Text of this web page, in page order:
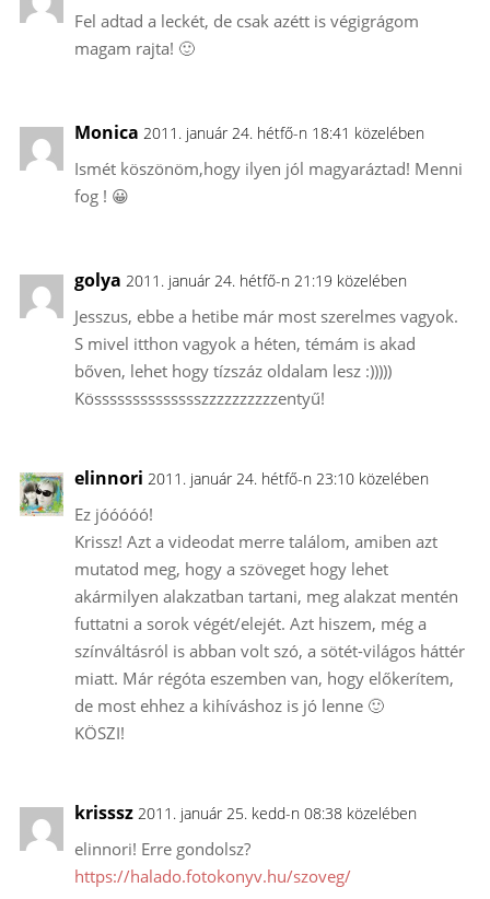
Fel adtad a leckét, de csak azétt is végigrágom
magam rajta! 🙂
Monica 2011. január 24. hétfő-n 18:41 közelében
Ismét köszönöm,hogy ilyen jól magyaráztad! Menni
fog ! 😀
golya 2011. január 24. hétfő-n 21:19 közelében
Jesszus, ebbe a hetibe már most szerelmes vagyok.
S mivel itthon vagyok a héten, témám is akad
bőven, lehet hogy tízszáz oldalam lesz :)))))
Kösssssssssssssszzzzzzzzzzentyű!
elinnori 2011. január 24. hétfő-n 23:10 közelében
Ez jóóóóó!
Krissz! Azt a videodat merre találom, amiben azt
mutatod meg, hogy a szöveget hogy lehet
akármilyen alakzatban tartani, meg alakzat mentén
futtatni a sorok végét/elejét. Azt hiszem, még a
színváltásról is abban volt szó, a sötét-világos háttér
miatt. Már régóta eszemben van, hogy előkerítem,
de most ehhez a kihíváshoz is jó lenne 🙂
KÖSZI!
krisssz 2011. január 25. kedd-n 08:38 közelében
elinnori! Erre gondolsz?
https://halado.fotokonyv.hu/szoveg/